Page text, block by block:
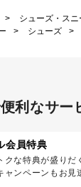
>
シューズ・ス
> シューズ >
利なサー
会員特典
クな特典が盛りだ
ンペーンもお見